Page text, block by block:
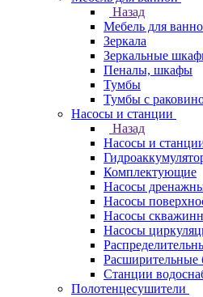
Назад
Мебель для
Зеркала
Зеркальные
Пеналы, шкафы
Тумбы
Тумбы с
Насосы и станции
Назад
Насосы и
Комплектующие
Насосы
Насосы
Насосы
Насосы
Расширительные
Станции
Полотенцесушители